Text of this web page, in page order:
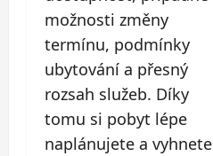
možnosti změny
termínu, podmínky
ubytování a přesný
rozsah služeb. Díky
tomu si pobyt lépe
naplánujete a vyhnete